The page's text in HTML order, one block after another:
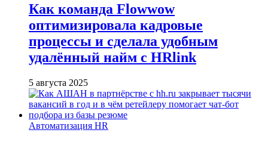
Как команда Flowwow
оптимизировала кадровые
процессы и сделала удобным
удалённый найм с HRlink
5 августа 2025
Автоматизация HR